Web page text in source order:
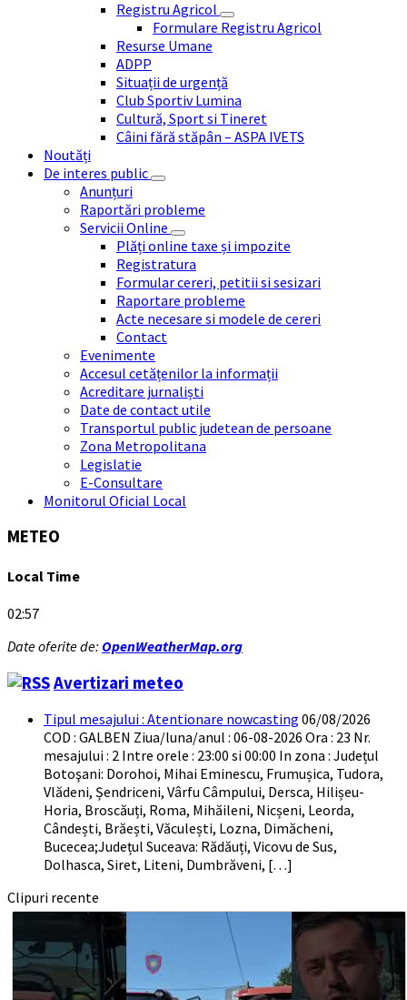
Registru Agricol
Formulare Registru Agricol
Resurse Umane
ADPP
Situații de urgență
Club Sportiv Lumina
Cultură, Sport si Tineret
Câini fără stăpân – ASPA IVETS
Noutăți
De interes public
Anunțuri
Raportări probleme
Servicii Online
Plăți online taxe și impozite
Registratura
Formular cereri, petitii si sesizari
Raportare probleme
Acte necesare si modele de cereri
Contact
Evenimente
Accesul cetățenilor la informații
Acreditare jurnaliști
Date de contact utile
Transportul public judetean de persoane
Zona Metropolitana
Legislatie
E-Consultare
Monitorul Oficial Local
METEO
Local Time
02:57
Date oferite de: OpenWeatherMap.org
Avertizari meteo
Tipul mesajului : Atentionare nowcasting 06/08/2026
COD : GALBEN Ziua/luna/anul : 06-08-2026 Ora : 23 Nr.
mesajului : 2 Intre orele : 23:00 si 00:00 In zona : Județul
Botoşani: Dorohoi, Mihai Eminescu, Frumușica, Tudora,
Vlădeni, Șendriceni, Vârfu Câmpului, Dersca, Hilișeu-
Horia, Broscăuți, Roma, Mihăileni, Nicșeni, Leorda,
Cândești, Brăești, Văculești, Lozna, Dimăcheni,
Bucecea;Județul Suceava: Rădăuți, Vicovu de Sus,
Dolhasca, Siret, Liteni, Dumbrăveni, […]
Clipuri recente